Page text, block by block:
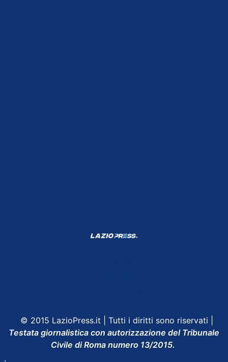
© 2015 LazioPress.it | Tutti i diritti sono riservati |
Testata giornalistica con autorizzazione del Tribunale
Civile di Roma numero 13/2015.